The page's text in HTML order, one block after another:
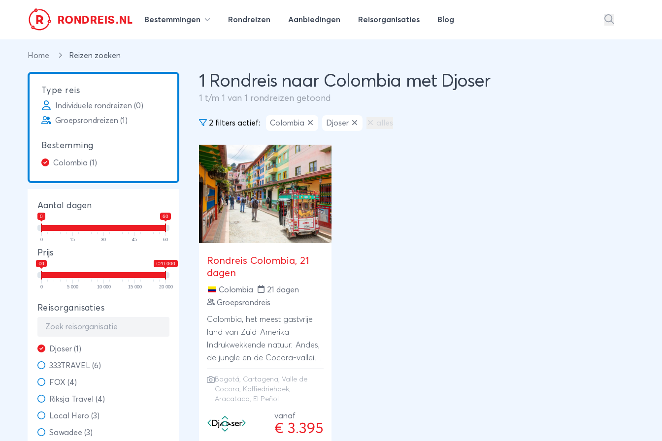
R RONDREIS.NL Bestemmingen Rondreizen Aanbiedingen Reisorganisaties Blog
Home Reizen zoeken
Type reis
Individuele rondreizen (0)
Groepsrondreizen (1)
Bestemming
Colombia (1)
Aantal dagen
0 60
0 15 30 45 60
Prijs
€0 €20 000
0 5 000 10 000 15 000 20 000
Reisorganisaties
Djoser (1)
333TRAVEL (6)
FOX (4)
Riksja Travel (4)
Local Hero (3)
Sawadee (3)
1 Rondreis naar Colombia met Djoser
1 t/m 1 van 1 rondreizen getoond
2 filters actief: Colombia Djoser alles
Rondreis Colombia, 21
dagen
Colombia
21 dagen
Groepsrondreis
Colombia, het meest gastvrije
land van Zuid-Amerika
Indrukwekkende natuur: Andes,
de jungle en de Cocora-vallei
Colombiaanse koffie regio Een
stop in de geboorteplaats van
PeÃ±ol, een imposante
rotsformatie die uitsteekt boven
Bogotá, Cartagena, Valle de
Cocora, Koffiedriehoek,
Aracataca, El Peñol
vanaf
€ 3.395